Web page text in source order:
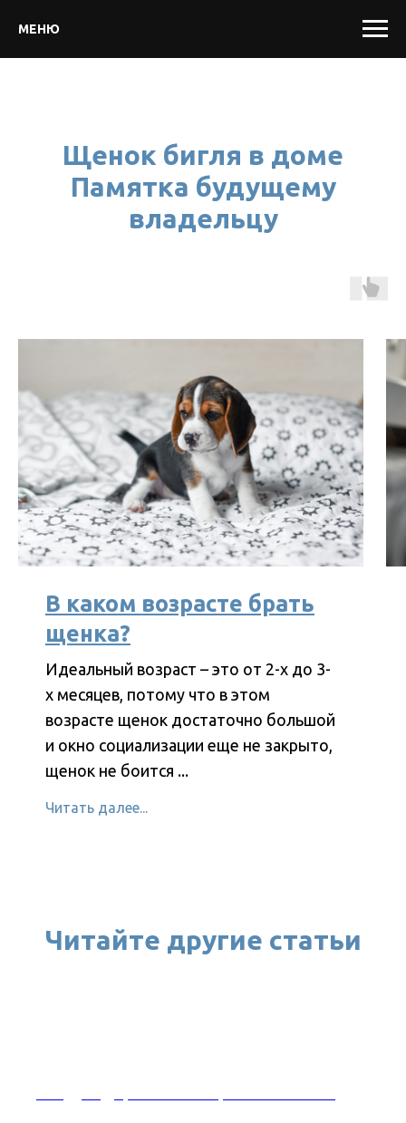
МЕНЮ
Щенок бигля в доме
Памятка будущему
владельцу
В каком возрасте брать
щенка?
Идеальный возраст – это от 2-х до 3-
х месяцев, потому что в этом
возрасте щенок достаточно большой
и окно социализации еще не закрыто,
щенок не боится ...
Читать далее...
Читайте другие статьи